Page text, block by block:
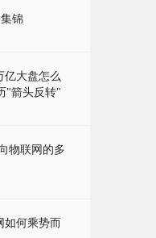
锦
亿大盘怎么
"箭头反转"
物联网的多
如何乘势而